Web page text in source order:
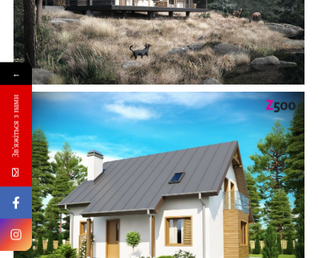
Замовити будівництво
←
Зв'яжіться з нами